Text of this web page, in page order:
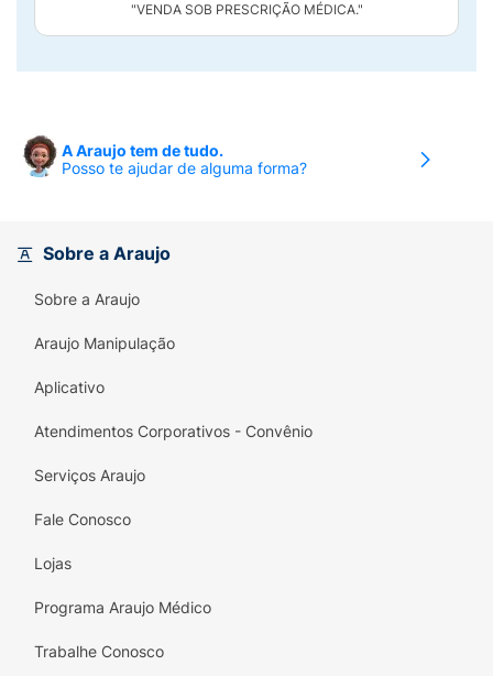
"VENDA SOB PRESCRIÇÃO MÉDICA."
A Araujo tem de tudo.
Posso te ajudar de alguma forma?
Sobre a Araujo
Sobre a Araujo
Araujo Manipulação
Aplicativo
Atendimentos Corporativos - Convênio
Serviços Araujo
Fale Conosco
Lojas
Programa Araujo Médico
Trabalhe Conosco